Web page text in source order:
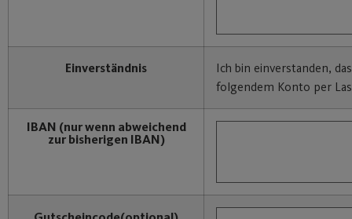
Einverständnis
Ich bin einverstanden,
folgendem Konto per
IBAN (nur wenn abweichend
zur bisherigen IBAN)